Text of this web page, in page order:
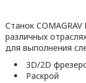
Станок
различных
для выполнения
3D/2D
Раскрой